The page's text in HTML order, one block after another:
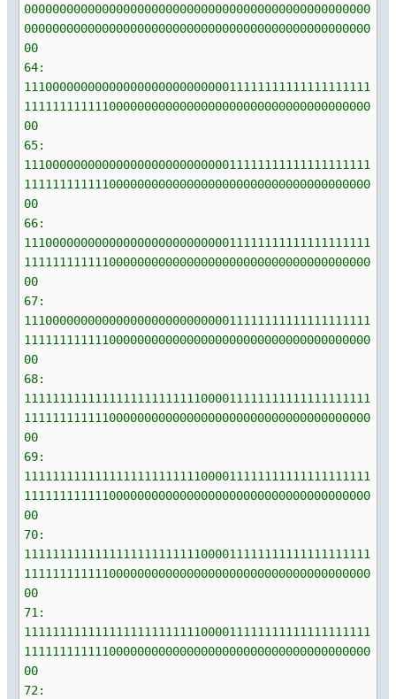
0000000000000000000000000000000000000000000000000
0000000000000000000000000000000000000000000000000
00
64:
1110000000000000000000000000011111111111111111111
1111111111110000000000000000000000000000000000000
00
65:
1110000000000000000000000000011111111111111111111
1111111111110000000000000000000000000000000000000
00
66:
1110000000000000000000000000011111111111111111111
1111111111110000000000000000000000000000000000000
00
67:
1110000000000000000000000000011111111111111111111
1111111111110000000000000000000000000000000000000
00
68:
1111111111111111111111111000011111111111111111111
1111111111110000000000000000000000000000000000000
00
69:
1111111111111111111111111000011111111111111111111
1111111111110000000000000000000000000000000000000
00
70:
1111111111111111111111111000011111111111111111111
1111111111110000000000000000000000000000000000000
00
71:
1111111111111111111111111000011111111111111111111
1111111111110000000000000000000000000000000000000
00
72: